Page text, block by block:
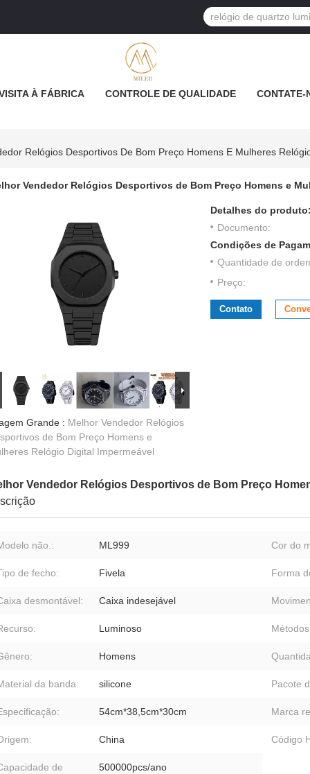
À FÁBRICA CONTROLE DE QUALIDADE CONTATE-
Relógios Desportivos De Bom Preço Homens E Mulheres
Vendedor Relógios Desportivos de Bom Preço Homens e
Grande : Melhor Vendedor Relógios
de Bom Preço Homens e
Relógio Digital Impermeável
Detalhes do produto:
Documento:
Condições de
Quantidade de
Preço:
Contato
Vendedor Relógios Desportivos de Bom Preço
não.: ML999 Cor do
de fecho: Fivela Forma
desmontável: Caixa indesejável
Luminoso
Homens
da banda: silicone Pacote
54cm*38,5cm*30cm Marca
China Código
de
500000pcs/ano